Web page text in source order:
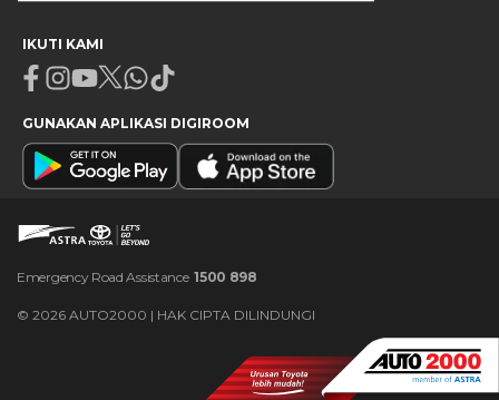
IKUTI KAMI
Facebook
Instagram
Youtube
X Whatsapp
Tiktok
GUNAKAN APLIKASI DIGIROOM
Emergency Road Assistance 1500 898
© 2026 AUTO2000 | HAK CIPTA DILINDUNGI